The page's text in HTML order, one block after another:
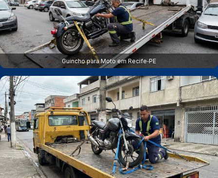
Guincho para Moto em Recife‑PE